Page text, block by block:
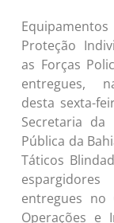
Proteção
as Forças
entregues,
desta sexta-
Secretaria da
Pública da
Táticos
entregues no
Operações e